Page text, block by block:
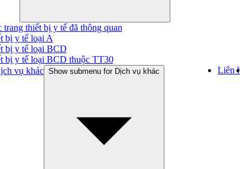
trang thiết bị y tế đã thông quan
bị y tế loại A
bị y tế loại BCD
bị y tế loại BCD thuộc TT30
vụ khác Show submenu for Dịch vụ khác Liên